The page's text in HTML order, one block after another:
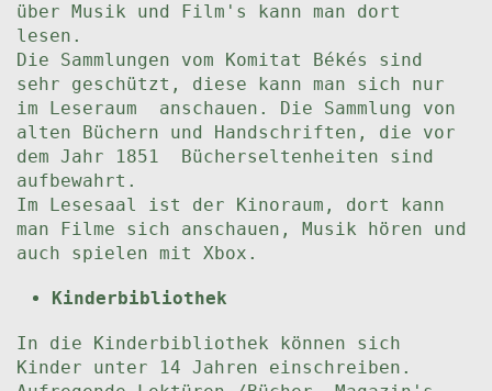
über Musik und Film's kann man dort
lesen.
Die Sammlungen vom Komitat Békés sind
sehr geschützt, diese kann man sich nur
im Leseraum anschauen. Die Sammlung von
alten Büchern und Handschriften, die vor
dem Jahr 1851 Bücherseltenheiten sind
aufbewahrt.
Im Lesesaal ist der Kinoraum, dort kann
man Filme sich anschauen, Musik hören und
auch spielen mit Xbox.
Kinderbibliothek
In die Kinderbibliothek können sich
Kinder unter 14 Jahren einschreiben.